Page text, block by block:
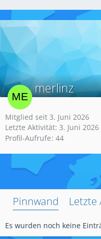
merlinz
Mitglied seit 3. Juni 2026
Letzte Aktivität: 3. Juni 2026
Profil-Aufrufe 44
Pinnwand Letzte
Es wurden noch keine